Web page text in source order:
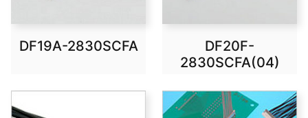
DF19A-2830SCFA
DF20F-
2830SCFA(04)